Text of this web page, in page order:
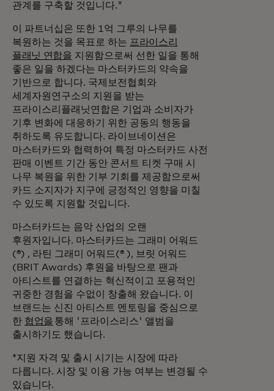
관계를 구축할 것입니다."
이 파트너십은 또한 1억 그루의 나무를
복원하는 것을 목표로 하는 프라이스리
플래닛 연합을 지원함으로써 선한 일을 통해
좋은 일을 하겠다는 마스터카드의 약속을
기반으로 합니다. 국제보전협회와
세계자원연구소의 지원을 받는
프라이스리플래닛연합은 기업과 소비자가
기후 변화에 대응하기 위한 공동의 행동을
취하도록 유도합니다. 라이브네이션은
마스터카드와 협력하여 특정 마스터카드 사전
판매 이벤트 기간 동안 콘서트 티켓 구매 시
나무 복원을 위한 기부 기회를 제공함으로써
카드 소지자가 지구에 긍정적인 영향을 미칠
수 있도록 지원할 것입니다.
마스터카드는 음악 산업의 오랜
후원자입니다. 마스터카드는 그래미 어워드
(®) , 라틴 그래미 어워드(® ), 브릿 어워드
(BRIT Awards) 후원을 바탕으로 팬과
아티스트를 연결하는 혁신적이고 포용적인
귀중한 경험을 수없이 창출해 왔습니다. 이
브랜드는 신진 아티스트 멘토링을 중심으로
한 협업을 통해 '프라이스리스' 앨범을
출시하기도 했습니다.
*지원 자격 및 출시 시기는 시장에 따라
다릅니다. 시장 및 이용 가능 여부는 변경될 수
있습니다.